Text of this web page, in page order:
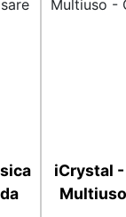
iCrystal